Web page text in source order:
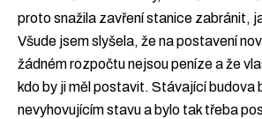
proto snažila zavření stanice zabránit,
Všude jsem slyšela, že na postavení
žádném rozpočtu nejsou peníze a že
kdo by ji měl postavit. Stávající budova
nevyhovujícím stavu a bylo tak třeba